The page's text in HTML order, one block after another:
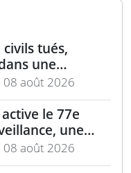
tués,
une
missile
– Deux
visées par
08 août 2026
le 77e
une
de cibles
08 août 2026